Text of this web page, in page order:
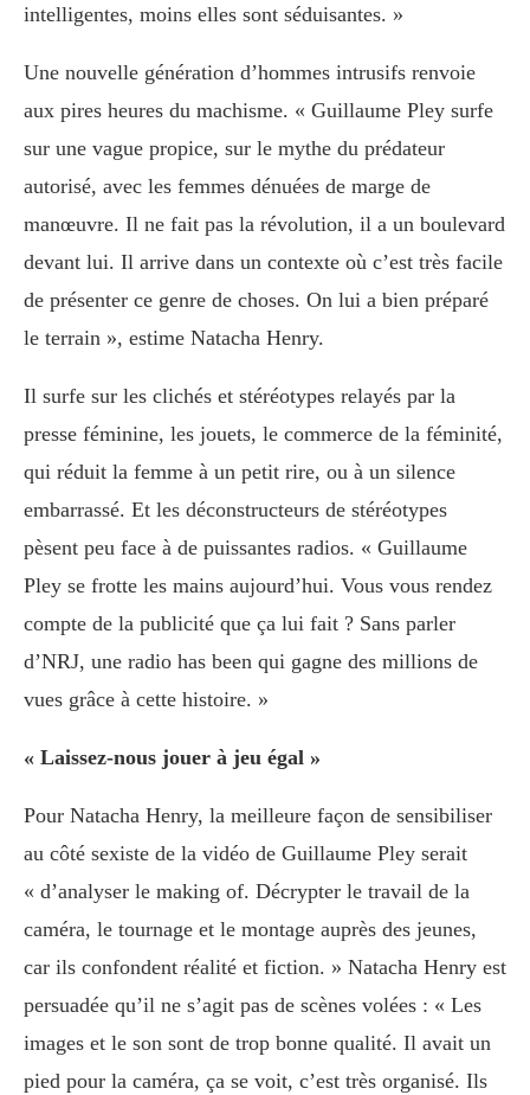
intelligentes, moins elles sont séduisantes. »
Une nouvelle génération d’hommes intrusifs renvoie
aux pires heures du machisme. « Guillaume Pley surfe
sur une vague propice, sur le mythe du prédateur
autorisé, avec les femmes dénuées de marge de
manœuvre. Il ne fait pas la révolution, il a un boulevard
devant lui. Il arrive dans un contexte où c’est très facile
de présenter ce genre de choses. On lui a bien préparé
le terrain », estime Natacha Henry.
Il surfe sur les clichés et stéréotypes relayés par la
presse féminine, les jouets, le commerce de la féminité,
qui réduit la femme à un petit rire, ou à un silence
embarrassé. Et les déconstructeurs de stéréotypes
pèsent peu face à de puissantes radios. « Guillaume
Pley se frotte les mains aujourd’hui. Vous vous rendez
compte de la publicité que ça lui fait ? Sans parler
d’NRJ, une radio has been qui gagne des millions de
vues grâce à cette histoire. »
« Laissez-nous jouer à jeu égal »
Pour Natacha Henry, la meilleure façon de sensibiliser
au côté sexiste de la vidéo de Guillaume Pley serait
« d’analyser le making of. Décrypter le travail de la
caméra, le tournage et le montage auprès des jeunes,
car ils confondent réalité et fiction. » Natacha Henry est
persuadée qu’il ne s’agit pas de scènes volées : « Les
images et le son sont de trop bonne qualité. Il avait un
pied pour la caméra, ça se voit, c’est très organisé. Ils